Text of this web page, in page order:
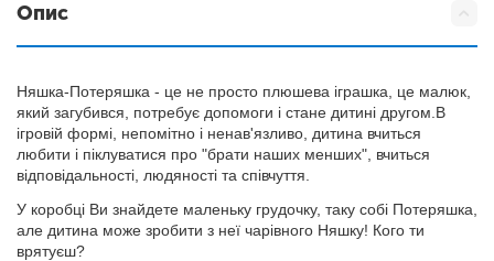
Опис
Няшка-Потеряшка - це не просто плюшева іграшка, це малюк,
який загубився, потребує допомоги і стане дитині другом.В
ігровій формі, непомітно і ненав'язливо, дитина вчиться
любити і піклуватися про "брати наших менших", вчиться
відповідальності, людяності та співчуття.
У коробці Ви знайдете маленьку грудочку, таку собі Потеряшка,
але дитина може зробити з неї чарівного Няшку! Кого ти
врятуєш?